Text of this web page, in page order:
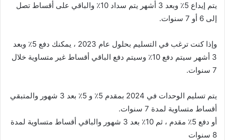
يتم إيداع 5٪ وبعد 3 أشهر يتم سداد 10٪ والباقي على أقساط تصل
إلى 6 أو 7 سنوات.
وإذا كنت ترغب في التسليم بحلول عام 2023 ، يمكنك دفع 5٪ وبعد
3 أشهر سيتم دفع 10٪ وسيتم دفع الباقي أقساط غير متساوية خلال
7 سنوات.
يتم تسليم الوحدات في 2024 بمقدم 5٪ و 5٪ بعد 3 شهور والمتبقي
أقساط متساوية لمدة 7 سنوات.
أو دفع 5٪ مقدم ، ثم 10٪ بعد 3 شهور والباقي أقساط متساوية لمدة
8 سنوات